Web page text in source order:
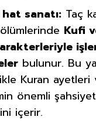
sanatı: Taç
Kufi
bulunur. Bu
Kuran ayetleri
önemli
içerir.